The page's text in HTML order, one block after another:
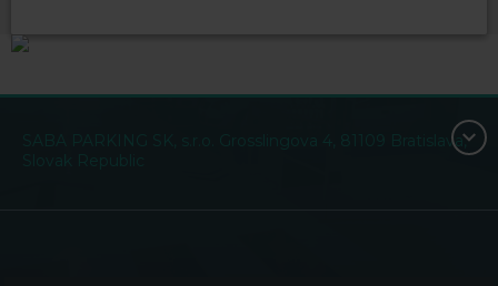
SABA PARKING SK, s.r.o. Grosslingova 4, 81109 Bratislava,